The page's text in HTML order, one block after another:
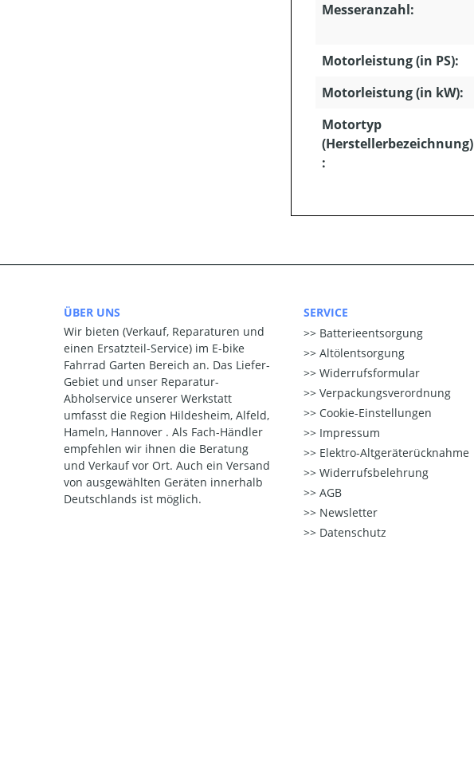
Messeranzahl:
Motorleistung (in PS):
Motorleistung (in kW):
Motortyp
(Herstellerbezeichnung)
:
ÜBER UNS
Wir bieten (Verkauf, Reparaturen und
einen Ersatzteil-Service) im E-bike
Fahrrad Garten Bereich an. Das Liefer-
Gebiet und unser Reparatur-
Abholservice unserer Werkstatt
umfasst die Region Hildesheim, Alfeld,
Hameln, Hannover . Als Fach-Händler
empfehlen wir ihnen die Beratung
und Verkauf vor Ort. Auch ein Versand
von ausgewählten Geräten innerhalb
Deutschlands ist möglich.
SERVICE
Batterieentsorgung
Altölentsorgung
Widerrufsformular
Verpackungsverordnung
Cookie-Einstellungen
Impressum
Elektro-Altgeräterücknahme
Widerrufsbelehrung
AGB
Newsletter
Datenschutz